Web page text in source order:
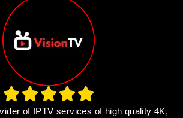
of IPTV services of high quality 4K,